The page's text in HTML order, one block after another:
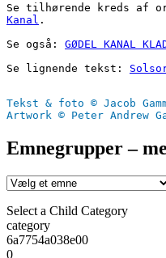
Se tilhørende kreds af
Kanal .
Se også: GØDEL KANAL
Se lignende tekst:
Tekst & foto © Jacob
Artwork © Peter Andrew
Emnegrupper –
Select a Child Category
category
6a7754a038e00
0